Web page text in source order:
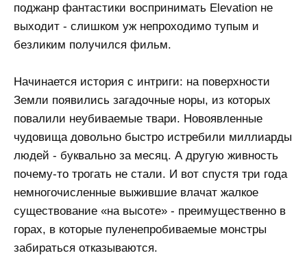
поджанр фантастики воспринимать Elevation не
выходит - слишком уж непроходимо тупым и
безликим получился фильм.
Начинается история с интриги: на поверхности
Земли появились загадочные норы, из которых
повалили неубиваемые твари. Новоявленные
чудовища довольно быстро истребили миллиарды
людей - буквально за месяц. А другую живность
почему-то трогать не стали. И вот спустя три года
немногочисленные выжившие влачат жалкое
существование «на высоте» - преимущественно в
горах, в которые пуленепробиваемые монстры
забираться отказываются.